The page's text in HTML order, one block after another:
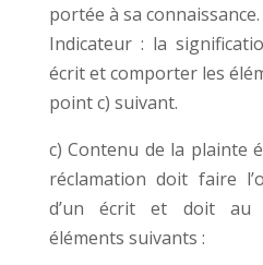
portée à sa connaissance.
Indicateur : la
écrit et comporter les
point c) suivant.
c) Contenu de la plainte
réclamation doit faire
d’un écrit et doit au
éléments suivants :